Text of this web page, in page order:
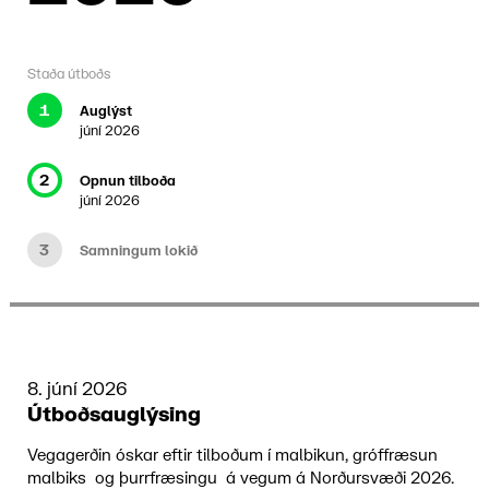
Staða útboðs
1
Auglýst
júní 2026
2
Opnun tilboða
júní 2026
3 Samningum lokið
8. júní 2026
Útboðsauglýsing
Vegagerðin óskar eftir tilboðum í malbikun, gróffræsun
malbiks og þurrfræsingu á vegum á Norðursvæði 2026.